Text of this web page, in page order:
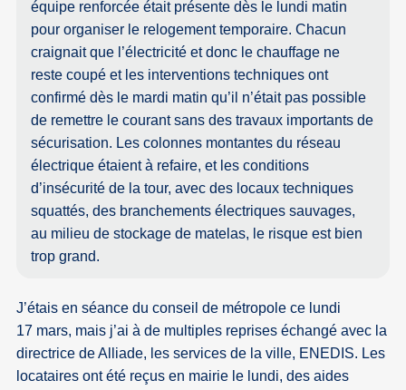
équipe renforcée était présente dès le lundi matin
pour organiser le relogement temporaire. Chacun
craignait que l’électricité et donc le chauffage ne
reste coupé et les interventions techniques ont
confirmé dès le mardi matin qu’il n’était pas possible
de remettre le courant sans des travaux importants de
sécurisation. Les colonnes montantes du réseau
électrique étaient à refaire, et les conditions
d’insécurité de la tour, avec des locaux techniques
squattés, des branchements électriques sauvages,
au milieu de stockage de matelas, le risque est bien
trop grand.
J’étais en séance du conseil de métropole ce lundi
17 mars, mais j’ai à de multiples reprises échangé avec la
directrice de Alliade, les services de la ville, ENEDIS. Les
locataires ont été reçus en mairie le lundi, des aides